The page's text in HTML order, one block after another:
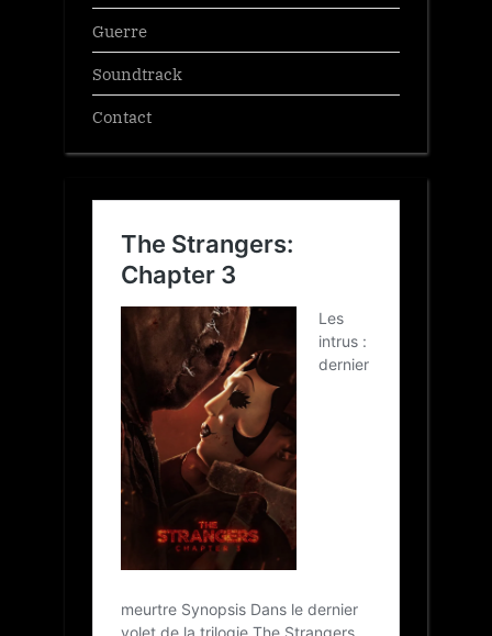
Guerre
Soundtrack
Contact